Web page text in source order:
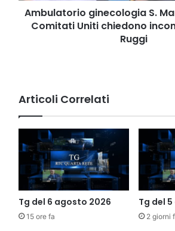
incontro
Ambulatorio ginecologia S.
Comitati Uniti chiedono
Ruggi
Articoli Correlati
Tg del 6 agosto 2026
15 ore fa
Tg del
2 giorni